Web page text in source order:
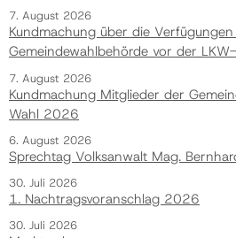
7. August 2026
Kundmachung über die
Gemeindewahlbehörde vor der
7. August 2026
Kundmachung Mitglieder der
Wahl 2026
6. August 2026
Sprechtag Volksanwalt Mag.
30. Juli 2026
1. Nachtragsvoranschlag 2026
30. Juli 2026